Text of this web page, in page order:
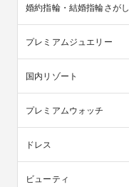
婚約指輪・結婚指輪さがし
プレミアムジュエリー
国内リゾート
プレミアムウォッチ
ドレス
ビューティ